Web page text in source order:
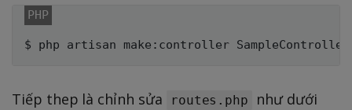
$ php artisan make : controller
Tiếp thep là chỉnh sửa routes.php
như dưới